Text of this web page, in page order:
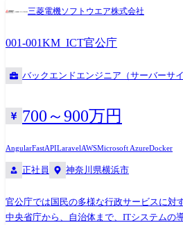
に、プロダクトと関わるメンバーのサポー
Cosmosプロダクトのバックエンド開発 ・
なプロダクトを目指す取り組みや仕組みづ
Experience)向上や技術的負債解消の計画と
り組み 取締役CTOに今村が着任以降、エン
で増加しており、今後も拡大を予定してい
ドを創出すべく、CTOやEMと議論してよ
ニタリングの強化 ・AI活用を前提とした開発体制の
の特徴】 ・CTOや本部長(プロダクト責任者)と密接に連携 ・PdM・
三菱電機ソフトウエア株式会社
001-001KM_ICT官公庁
バックエンドエンジニア（サーバーサ
700～900万円
AngularFastAPILaravelAWSMicrosoft AzureDocker
正社員 神奈川県横浜市
官公庁では国民の多様な行政サービスに対
中央省庁から、自治体まで、ITシステムの